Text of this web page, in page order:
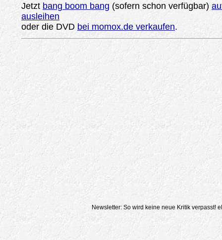
Jetzt bang boom bang (sofern schon verfügbar)
ausleihen
oder die DVD bei momox.de verkaufen.
Newsletter: So wird keine neue Kritik verpasst!